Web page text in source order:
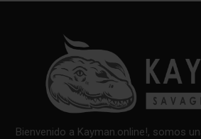
Bienvenido a Kayman.online!, somos